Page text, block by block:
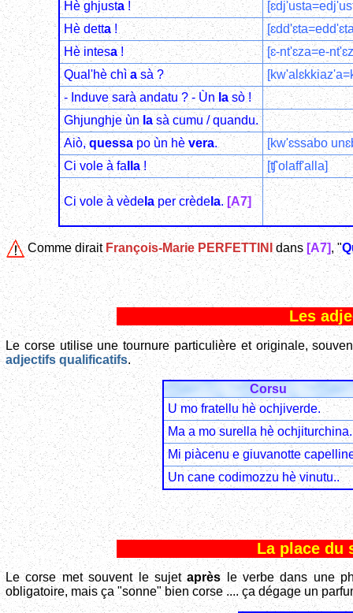
Hè ghjusta!
Hè detta!
Hè intesa!
[ɛ-nt'ɛza=e-
Qual'hè chìasà ?
- Induve sarà andatu ? - Ùn lasò !
Ghjunghje ùnlasà cumu / quandu.
Aiò,quessapo ùn hèvera.
[kw'ɛssabo
Ci vole à falla! [ʧ'olaff'alla]
Ci vole à vèdelaper crèdela. [A7]
Comme dirait François-Marie PERFETTINI dans [A7], "
Les
Le corse utilise une tournure particulière et originale,
adjectifs qualificatifs.
Corsu
U mo fratellu hè ochjiverde.
Ma a mo surella hè ochjiturchina.
Mi piàcenu e giuvanotte
Un cane codimozzu hè vinutu..
La place du
Le corse met souvent le sujetaprèsle verbe dans une
obligatoire, mais ça "sonne" bien corse .... ça dégage un